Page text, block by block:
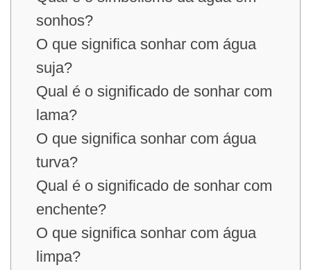
sonhos?
O que significa sonhar com água
suja?
Qual é o significado de sonhar com
lama?
O que significa sonhar com água
turva?
Qual é o significado de sonhar com
enchente?
O que significa sonhar com água
limpa?